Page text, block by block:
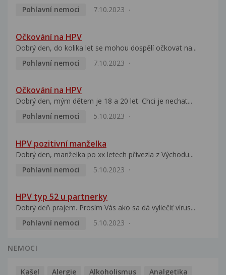
Pohlavní nemoci
7.10.2023
Očkování na HPV
Dobrý den, do kolika let se mohou dospělí očkovat na...
Pohlavní nemoci
7.10.2023
Očkování na HPV
Dobrý den, mým dětem je 18 a 20 let. Chci je nechat...
Pohlavní nemoci
5.10.2023
HPV pozitivní manželka
Dobrý den, manželka po xx letech přivezla z Východu...
Pohlavní nemoci
5.10.2023
HPV typ 52 u partnerky
Dobrý deň prajem. Prosím Vás ako sa dá vyliečiť vírus...
Pohlavní nemoci
5.10.2023
NEMOCI
Kašel Alergie Alkoholismus
Analgetika